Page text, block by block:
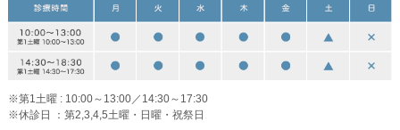
※第1土曜 : 10:00～13:00／14:30～17:30
※休診日 ：第2,3,4,5土曜・日曜・祝祭日